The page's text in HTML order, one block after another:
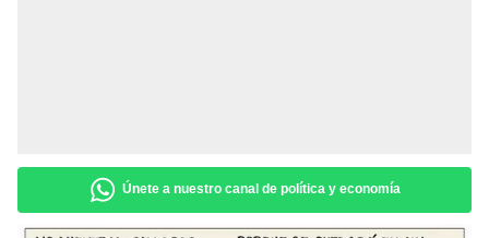
Únete a nuestro canal de política y economía